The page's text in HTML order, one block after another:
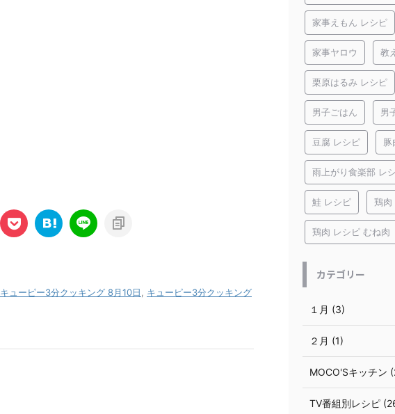
キューピー3分クッキング 8月10日
キューピー3分クッキング
家事えもん レシピ
家事ヤロウ 教
栗原はるみ レシピ
男子ごはん 男
豆腐 レシピ 豚
雨上がり食楽部 レ
鮭 レシピ 鶏肉
鶏肉 レシピ むね肉
カテゴリー
１月 (3)
２月 (1)
MOCO'Sキッチン
TV番組別レシピ